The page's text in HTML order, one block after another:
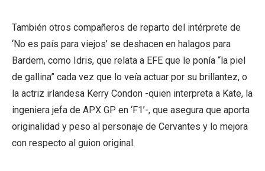
También otros compañeros de reparto del intérprete de
‘No es país para viejos’ se deshacen en halagos para
Bardem, como Idris, que relata a EFE que le ponía “la piel
de gallina” cada vez que lo veía actuar por su brillantez, o
la actriz irlandesa Kerry Condon -quien interpreta a Kate, la
ingeniera jefa de APX GP en ‘F1’-, que asegura que aporta
originalidad y peso al personaje de Cervantes y lo mejora
con respecto al guion original.